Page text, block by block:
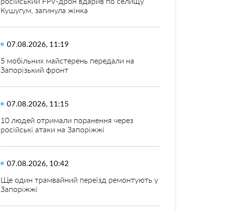
Кушугум, загинула жінка
07.08.2026, 11:19
5 мобільних майстерень передали на
Запорізький фронт
07.08.2026, 11:15
10 людей отримали поранення через
російські атаки на Запоріжжі
07.08.2026, 10:42
Ще один трамвайний переїзд ремонтують у
Запоріжжі